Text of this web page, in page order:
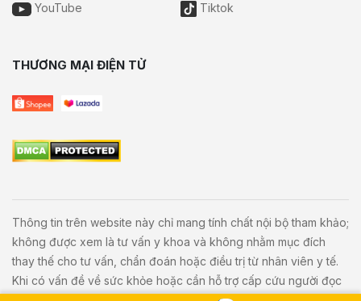
YouTube Tiktok
THƯƠNG MẠI ĐIỆN TỬ
Thông tin trên website này chỉ mang tính chất nội bộ tham khảo;
không được xem là tư vấn y khoa và không nhằm mục đích
thay thế cho tư vấn, chẩn đoán hoặc điều trị từ nhân viên y tế.
Khi có vấn đề về sức khỏe hoặc cần hỗ trợ cấp cứu người đọc